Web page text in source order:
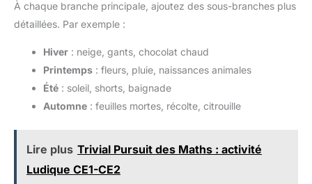
À chaque branche principale, ajoutez des sous-branches plus
détaillées. Par exemple :
Hiver : neige, gants, chocolat chaud
Printemps : fleurs, pluie, naissances animales
Été : soleil, shorts, baignade
Automne : feuilles mortes, récolte, citrouille
Lire plus Trivial Pursuit des Maths : activité
Ludique CE1-CE2